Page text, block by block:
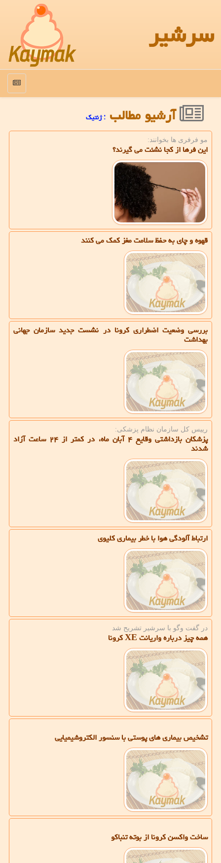
سرشیر
منو
آرشیو مطالب : ژنتیك
مو فرفری ها بخوانند:
این فرها از کجا نشئت می گیرند؟
قهوه و چای به حفظ سلامت مغز کمک می کنند
بررسی وضعیت اضطراری کرونا در نشست جدید سازمان جهانی
بهداشت
رییس كل سازمان نظام پزشكی:
پزشکان بازداشتی وقایع ۴ آبان ماه، در کمتر از ۲۴ ساعت آزاد
شدند
ارتباط آلودگی هوا با خطر بیماری کلیوی
در گفت وگو با سرشیر تشریح شد
همه چیز درباره واریانت XE کرونا
تشخیص بیماری های پوستی با سنسور الكتروشیمیایی
ساخت واكسن كرونا از بوته تنباكو